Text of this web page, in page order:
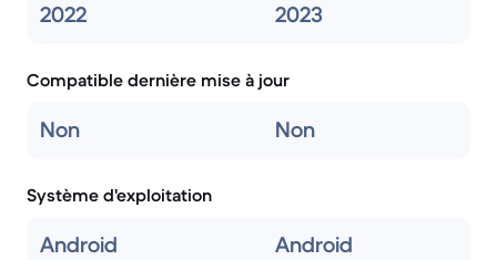
2022 2023
Compatible dernière mise à jour
Non Non
Système d'exploitation
Android Android